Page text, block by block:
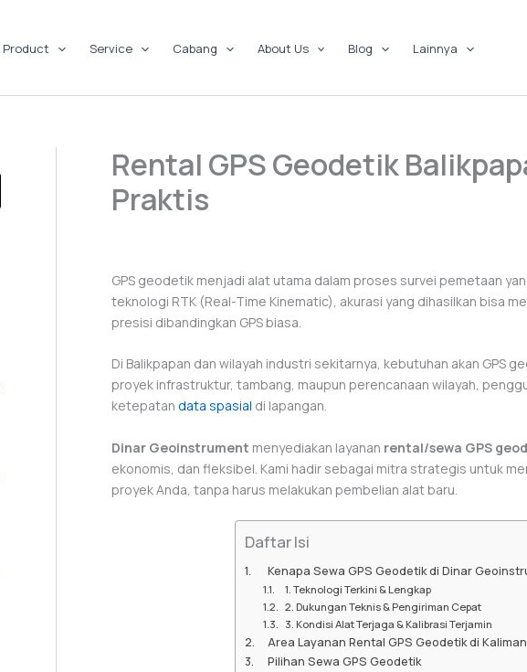
Product Service Cabang About Us Blog Lainnya
Rental GPS Geodetik
Praktis
GPS geodetik menjadi alat utama dalam proses survei pemetaan
teknologi RTK (Real-Time Kinematic), akurasi yang dihasilkan bisa
presisi dibandingkan GPS biasa.
Di Balikpapan dan wilayah industri sekitarnya, kebutuhan akan GPS
proyek infrastruktur, tambang, maupun perencanaan wilayah,
ketepatan data spasial di lapangan.
Dinar Geoinstrument menyediakan layanan rental/sewa GPS
ekonomis, dan fleksibel. Kami hadir sebagai mitra strategis untuk
proyek Anda, tanpa harus melakukan pembelian alat baru.
Daftar Isi
Kenapa Sewa GPS Geodetik di Dinar
1. Teknologi Terkini & Lengkap
2. Dukungan Teknis & Pengiriman Cepat
3. Kondisi Alat Terjaga & Kalibrasi Terjamin
Area Layanan Rental GPS Geodetik di
Pilihan Sewa GPS Geodetik